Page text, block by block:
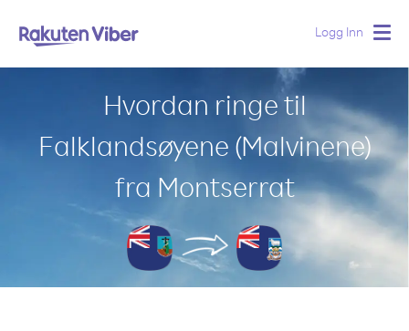
Logg Inn
Hvordan ringe til
Falklandsøyene (Malvinene)
fra Montserrat